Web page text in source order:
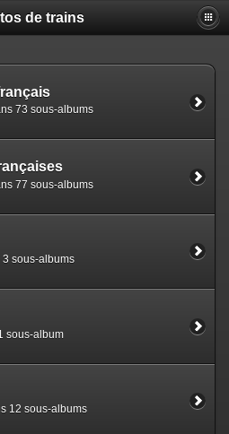
de trains
73 sous-albums
77 sous-albums
sous-albums
sous-album
12 sous-albums